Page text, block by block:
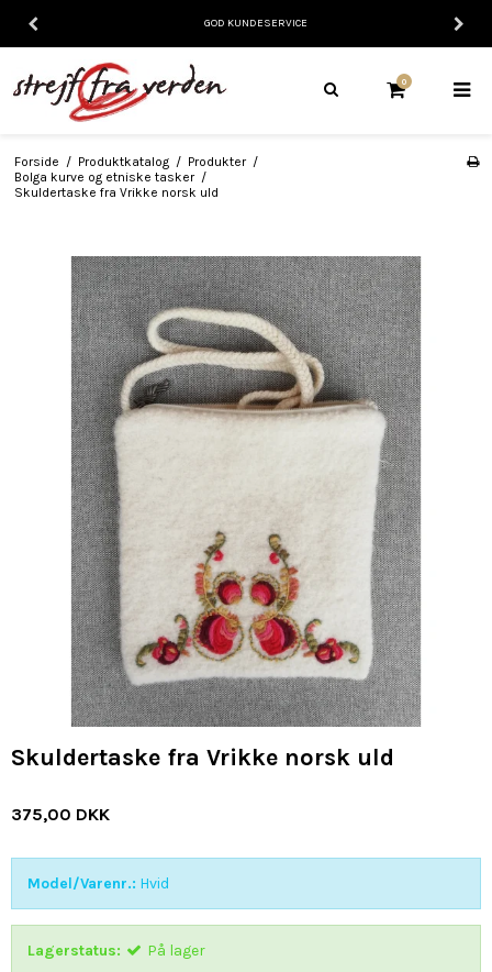
GOD KUNDESERVICE
0
Forside / Produktkatalog / Produkter /
Bolga kurve og etniske tasker /
Skuldertaske fra Vrikke norsk uld
Skuldertaske fra Vrikke norsk uld
375,00 DKK
Model/Varenr.: Hvid
Lagerstatus: På lager